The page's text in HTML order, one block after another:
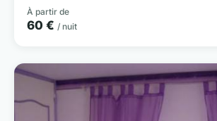
À partir de
60 € / nuit